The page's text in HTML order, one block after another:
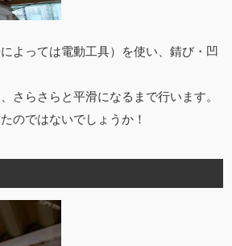
よっては電動工具）を使い、錆び・凹
さらさらと平滑になるまで行います。
のではないでしょうか！